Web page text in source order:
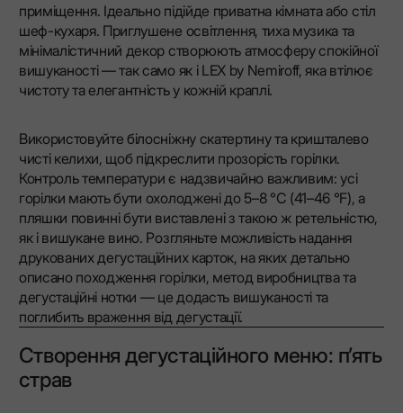
приміщення. Ідеально підійде приватна кімната або стіл
шеф-кухаря. Приглушене освітлення, тиха музика та
мінімалістичний декор створюють атмосферу спокійної
вишуканості — так само як і LEX by Nemiroff, яка втілює
чистоту та елегантність у кожній краплі.
Використовуйте білосніжну скатертину та кришталево
чисті келихи, щоб підкреслити прозорість горілки.
Контроль температури є надзвичайно важливим: усі
горілки мають бути охолоджені до 5–8 °C (41–46 °F), а
пляшки повинні бути виставлені з такою ж ретельністю,
як і вишукане вино. Розгляньте можливість надання
друкованих дегустаційних карток, на яких детально
описано походження горілки, метод виробництва та
дегустаційні нотки — це додасть вишуканості та
поглибить враження від дегустації.
Створення дегустаційного меню: п’ять
страв